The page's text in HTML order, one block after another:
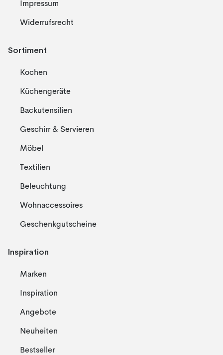
Impressum
Widerrufsrecht
Sortiment
Kochen
Küchengeräte
Backutensilien
Geschirr & Servieren
Möbel
Textilien
Beleuchtung
Wohnaccessoires
Geschenkgutscheine
Inspiration
Marken
Inspiration
Angebote
Neuheiten
Bestseller